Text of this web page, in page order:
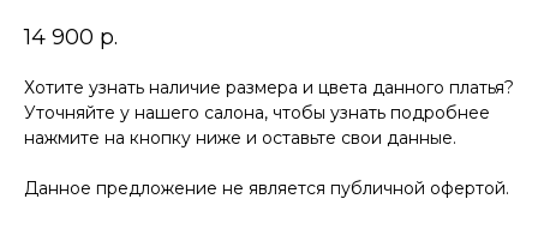
14 900 р.
Хотите узнать наличие размера и цвета данного платья?
Уточняйте у нашего салона, чтобы узнать подробнее
нажмите на кнопку ниже и оставьте свои данные.
Данное предложение не является публичной офертой.